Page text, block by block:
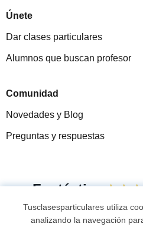
Únete
Dar clases particulares
Alumnos que buscan profesor
Comunidad
Novedades y Blog
Preguntas y respuestas
Fantástica
opiniones
Tusclasesparticulares utiliza
analizando la navegación